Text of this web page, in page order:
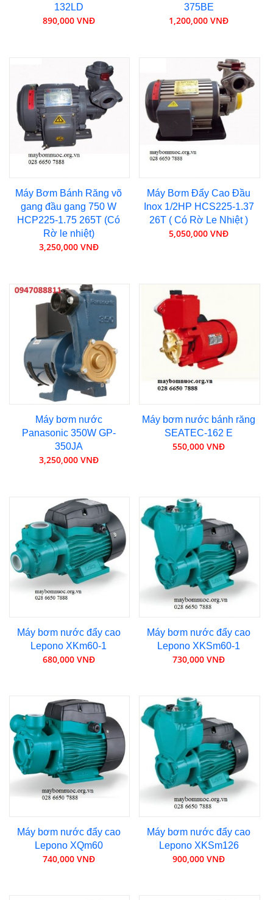
132LD
890,000 VNĐ
375BE
1,200,000 VNĐ
Máy Bơm Bánh Răng võ
gang đầu gang 750 W
HCP225-1.75 265T (Có
Rờ le nhiệt)
3,250,000 VNĐ
Máy Bơm Đẩy Cao Đầu
Inox 1/2HP HCS225-1.37
26T ( Có Rờ Le Nhiệt )
5,050,000 VNĐ
Máy bơm nước
Panasonic 350W GP-
350JA
3,250,000 VNĐ
Máy bơm nước bánh răng
SEATEC-162 E
550,000 VNĐ
Máy bơm nước đẩy cao
Lepono XKm60-1
680,000 VNĐ
Máy bơm nước đẩy cao
Lepono XKSm60-1
730,000 VNĐ
Máy bơm nước đẩy cao
Lepono XQm60
740,000 VNĐ
Máy bơm nước đẩy cao
Lepono XKSm126
900,000 VNĐ